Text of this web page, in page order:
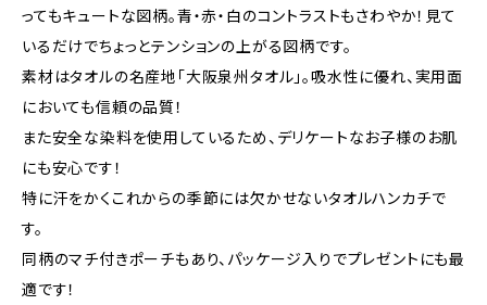
ってもキュートな図柄。青・赤・白のコントラストもさわやか！見て
いるだけでちょっとテンションの上がる図柄です。
素材はタオルの名産地「大阪泉州タオル」。吸水性に優れ、実用面
においても信頼の品質！
また安全な染料を使用しているため、デリケートなお子様のお肌
にも安心です！
特に汗をかくこれからの季節には欠かせないタオルハンカチで
す。
同柄のマチ付きポーチもあり、パッケージ入りでプレゼントにも最
適です！